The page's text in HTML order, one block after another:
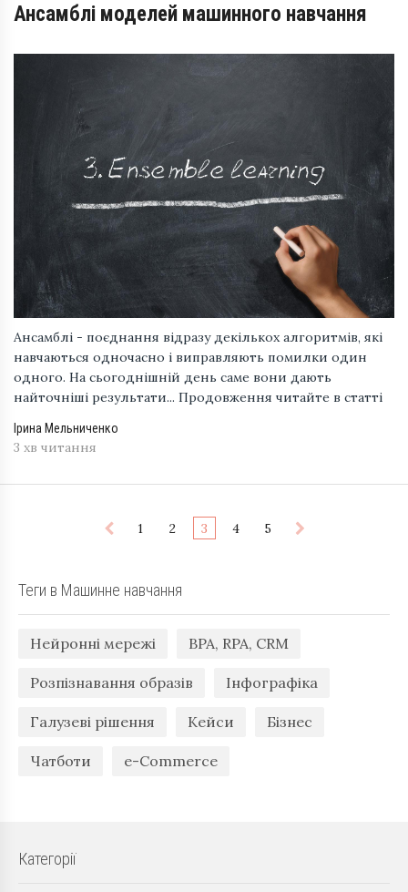
Ансамблі моделей машинного навчання
Ансамблі - поєднання відразу декількох алгоритмів, які
навчаються одночасно і виправляють помилки один
одного. На сьогоднішній день саме вони дають
найточніші результати... Продовження читайте в статті
Ірина Мельниченко
3 хв читання
1 2 3 4 5
Теги в Машинне навчання
Нейронні мережі BPA, RPA, CRM
Розпізнавання образів Інфографіка
Галузеві рішення Кейси Бізнес
Чатботи e-Commerce
Категорії